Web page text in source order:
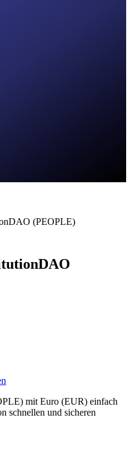
(PEOPLE)
mit Euro (EUR) einfach
schnellen und sicheren